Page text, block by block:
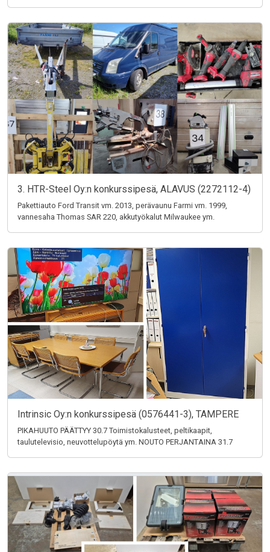
3. HTR-Steel Oy:n konkurssipesä, ALAVUS (2272112-4)
Pakettiauto Ford Transit vm. 2013, perävaunu Farmi vm. 1999,
vannesaha Thomas SAR 220, akkutyökalut Milwaukee ym.
Intrinsic Oy:n konkurssipesä (0576441-3), TAMPERE
PIKAHUUTO PÄÄTTYY 30.7 Toimistokalusteet, peltikaapit,
taulutelevisio, neuvottelupöytä ym. NOUTO PERJANTAINA 31.7